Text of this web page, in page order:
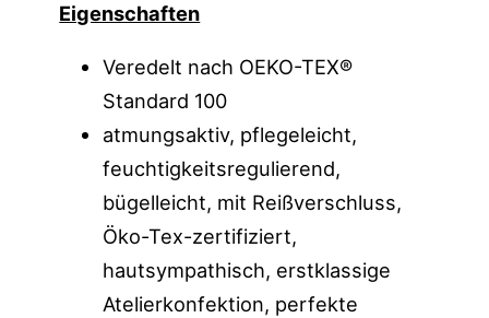
Eigenschaften
Veredelt nach OEKO-TEX®
Standard 100
atmungsaktiv, pflegeleicht,
feuchtigkeitsregulierend,
bügelleicht, mit Reißverschluss,
Öko-Tex-zertifiziert,
hautsympathisch, erstklassige
Atelierkonfektion, perfekte